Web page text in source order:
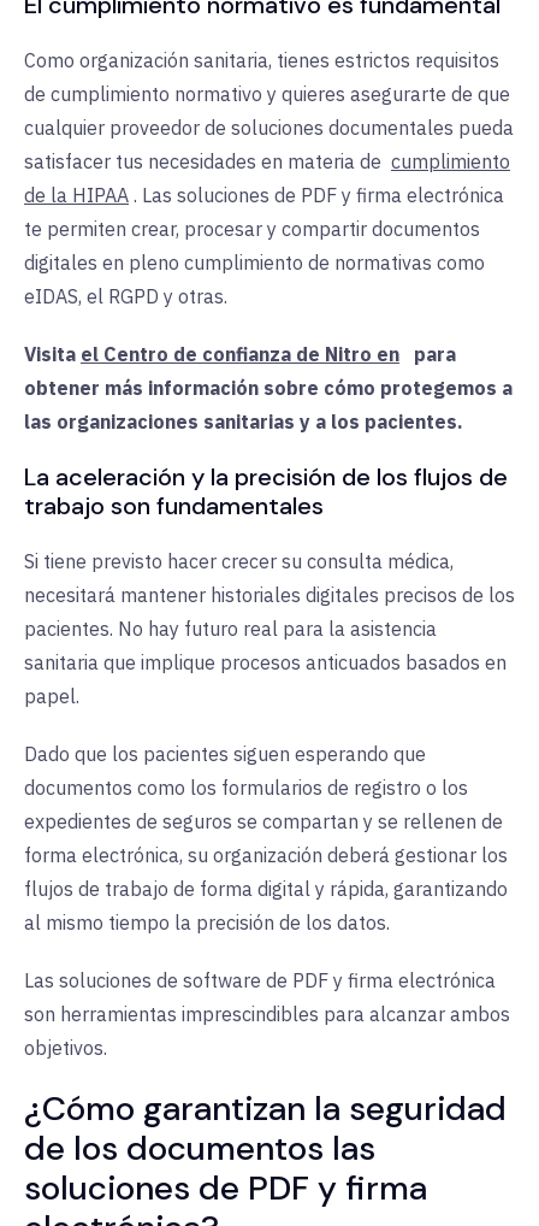
Como organización sanitaria, tienes estrictos requisitos
de cumplimiento normativo y quieres asegurarte de que
cualquier proveedor de soluciones documentales pueda
satisfacer tus necesidades en materia de cumplimiento
de la HIPAA . Las soluciones de PDF y firma electrónica
te permiten crear, procesar y compartir documentos
digitales en pleno cumplimiento de normativas como
eIDAS, el RGPD y otras.
Visita el Centro de confianza de Nitro en
para
obtener más información sobre cómo protegemos a
las organizaciones sanitarias y a los pacientes.
La aceleración y la precisión de los flujos de
trabajo son fundamentales
Si tiene previsto hacer crecer su consulta médica,
necesitará mantener historiales digitales precisos de los
pacientes. No hay futuro real para la asistencia
sanitaria que implique procesos anticuados basados en
papel.
Dado que los pacientes siguen esperando que
documentos como los formularios de registro o los
expedientes de seguros se compartan y se rellenen de
forma electrónica, su organización deberá gestionar los
flujos de trabajo de forma digital y rápida, garantizando
al mismo tiempo la precisión de los datos.
Las soluciones de software de PDF y firma electrónica
son herramientas imprescindibles para alcanzar ambos
objetivos.
¿Cómo garantizan la seguridad
de los documentos las
soluciones de PDF y firma